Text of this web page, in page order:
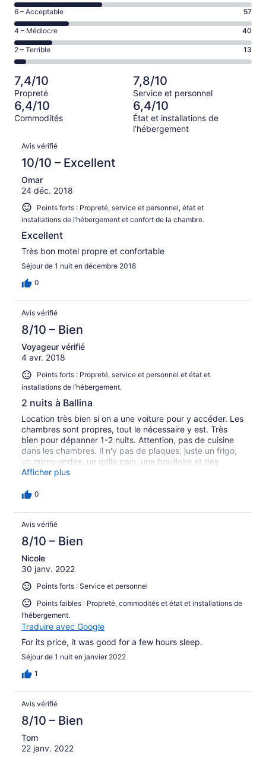
Excellent,
d’après
46 avis
sur 248.
de 8
–
Bien,
d’après
92 avis
sur 248.
Note
de 6
–
Acceptable,
d’après
sur 248.
6 – Acceptable 57
Note
de 4
–
Médiocre,
d’après
40 avis
sur 248.
4 – Médiocre 40
Note
de 2
–
Terrible,
d’après
13 avis
sur 248.
2 – Terrible 13
7,4/10
Propreté
7,8/10
Service et personnel
6,4/10
Commodités
6,4/10
État et installations de
l’hébergement
Avis
Avis vérifié
10/10 – Excellent
Omar
24 déc. 2018
Points forts : Propreté, service et personnel, état et
installations de l’hébergement et confort de la chambre.
Excellent
Très bon motel propre et confortable
Séjour de 1 nuit en décembre 2018
0
Avis vérifié
8/10 – Bien
Voyageur vérifié
4 avr. 2018
Points forts : Propreté, service et personnel et état et
installations de l’hébergement.
2 nuits à Ballina
Location très bien si on a une voiture pour y accéder. Les
chambres sont propres, tout le nécessaire y est. Très
bien pour dépanner 1-2 nuits. Attention, pas de cuisine
dans les chambres. Il n'y pas de plaques, juste un frigo,
un micro-ondes, un grille pain, une bouilloire et des
couverts.
Afficher plus
0
Avis vérifié
8/10 – Bien
Nicole
30 janv. 2022
Points forts : Service et personnel
Points faibles : Propreté, commodités et état et installations de
l’hébergement.
Traduire avec Google
For its price, it was good for a few hours sleep.
Séjour de 1 nuit en janvier 2022
1
Avis vérifié
8/10 – Bien
Tom
22 janv. 2022